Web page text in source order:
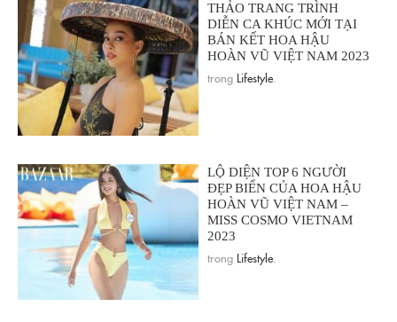
THẢO TRANG TRÌNH
DIỄN CA KHÚC MỚI TẠI
BÁN KẾT HOA HẬU
HOÀN VŨ VIỆT NAM 2023
trong Lifestyle
LỘ DIỆN TOP 6 NGƯỜI
ĐẸP BIỂN CỦA HOA HẬU
HOÀN VŨ VIỆT NAM –
MISS COSMO VIETNAM
2023
trong Lifestyle